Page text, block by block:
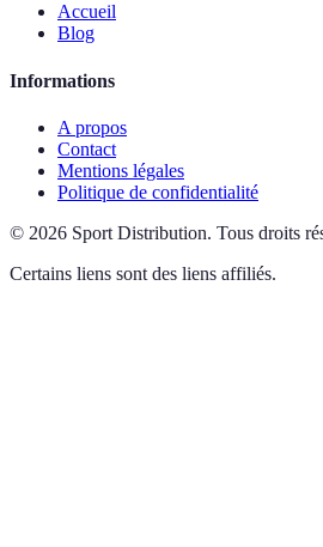
Accueil
Blog
Informations
A propos
Contact
Mentions légales
Politique de confidentialité
© 2026 Sport Distribution. Tous droits
Certains liens sont des liens affiliés.